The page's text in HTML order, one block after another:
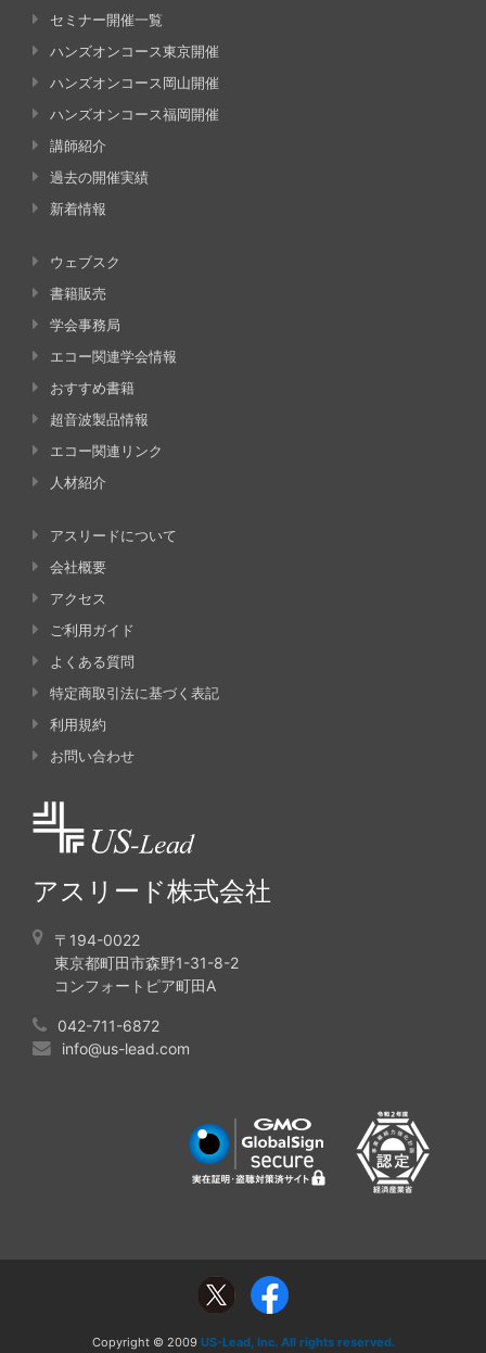
セミナー開催一覧
ハンズオンコース東京開催
ハンズオンコース岡山開催
ハンズオンコース福岡開催
講師紹介
過去の開催実績
新着情報
ウェブスク
書籍販売
学会事務局
エコー関連学会情報
おすすめ書籍
超音波製品情報
エコー関連リンク
人材紹介
アスリードについて
会社概要
アクセス
ご利用ガイド
よくある質問
特定商取引法に基づく表記
利用規約
お問い合わせ
アスリード株式会社
〒194-0022
東京都町田市森野1-31-8-2
コンフォートピア町田A
042-711-6872
info@us-lead.com
Copyright © 2009 US-Lead, Inc. All rights reserved.